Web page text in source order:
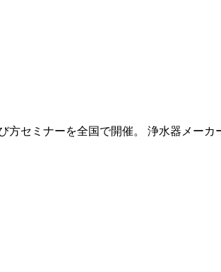
セミナーを全国で開催。 浄水器メー